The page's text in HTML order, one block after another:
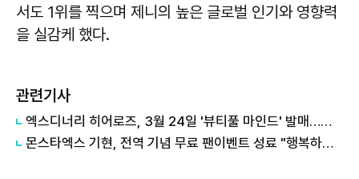
서도 1위를 찍으며 제니의 높은 글로벌 인기와 영향력
을 실감케 했다.
관련기사
엑스디너리 히어로즈, 3월 24일 '뷰티풀 마인드' 발매…트랙리스트 공개
몬스타엑스 기현, 전역 기념 무료 팬이벤트 성료 "행복하기만 했던 시간"